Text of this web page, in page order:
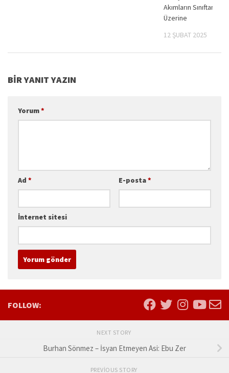
Akımların Sınıftan
Üzerine
12 ŞUBAT 2025
BIR YANIT YAZIN
Yorum*
Ad * E-posta*
İnternet sitesi
FOLLOW:
NEXT STORY
Burhan Sönmez – İsyan Etmeyen Asi: Ebu Zer
PREVIOUS STORY